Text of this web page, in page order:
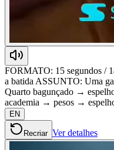
FORMATO: 15 segundos /
a batida ASSUNTO: Uma
Quarto bagunçado →
academia → pesos →
EN
Recriar Ver detalhes